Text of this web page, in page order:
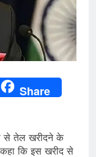
Share
से तेल खरीदने के
कि इस खरीद से